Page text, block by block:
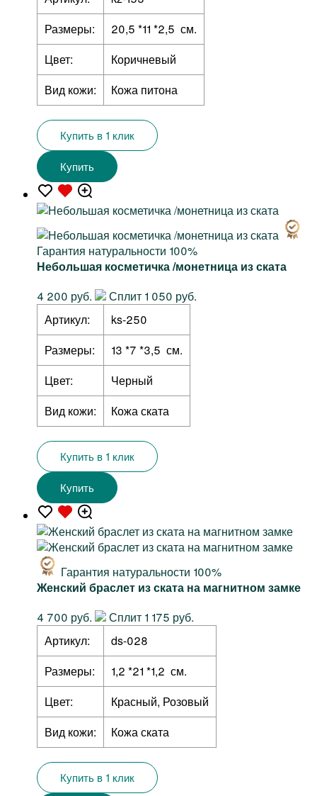
Размеры:
20,5 *11 *2,5 см.
Цвет:
Коричневый
Вид кожи:
Кожа питона
Купить в 1 клик
Купить
Гарантия натуральности 100%
Небольшая косметичка /монетница из ската
4 200 руб.
Сплит 1 050 руб.
Артикул:
ks-250
Размеры:
13 *7 *3,5 см.
Цвет:
Черный
Вид кожи:
Кожа ската
Купить в 1 клик
Купить
Гарантия натуральности 100%
Женский браслет из ската на магнитном замке
4 700 руб.
Сплит 1 175 руб.
Артикул:
ds-028
Размеры:
1,2 *21 *1,2 см.
Цвет:
Красный, Розовый
Вид кожи:
Кожа ската
Купить в 1 клик